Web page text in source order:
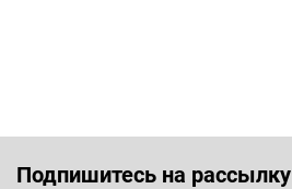
Подпишитесь на рассылку